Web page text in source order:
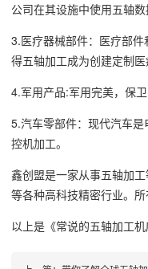
公司在其设施中使用五轴数
3.医疗器械部件：医疗部
得五轴加工成为创建定制医
4.军用产品:军用完美，保
5.汽车零部件：现代汽车
控机加工。
鑫创盟是一家从事五轴加
等各种高科技精密行业。
以上是 《常说的五轴加工